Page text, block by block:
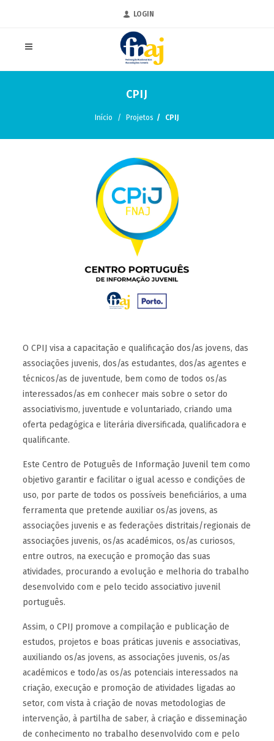
LOGIN
CPIJ
Início Projetos CPIJ
O CPIJ visa a capacitação e qualificação dos/as jovens, das
associações juvenis, dos/as estudantes, dos/as agentes e
técnicos/as de juventude, bem como de todos os/as
interessados/as em conhecer mais sobre o setor do
associativismo, juventude e voluntariado, criando uma
oferta pedagógica e literária diversificada, qualificadora e
qualificante.
Este Centro de Potuguês de Informação Juvenil tem como
objetivo garantir e facilitar o igual acesso e condições de
uso, por parte de todos os possíveis beneficiários, a uma
ferramenta que pretende auxiliar os/as jovens, as
associações juvenis e as federações distritais/regionais de
associações juvenis, os/as académicos, os/as curiosos,
entre outros, na execução e promoção das suas
atividades, procurando a evolução e melhoria do trabalho
desenvolvido com e pelo tecido associativo juvenil
português.
Assim, o CPIJ promove a compilação e publicação de
estudos, projetos e boas práticas juvenis e associativas,
auxiliando os/as jovens, as associações juvenis, os/as
académicos e todo/as os/as potenciais interessados na
criação, execução e promoção de atividades ligadas ao
setor, com vista à criação de novas metodologias de
intervenção, à partilha de saber, à criação e disseminação
de conhecimento no trabalho desenvolvido com e pelo